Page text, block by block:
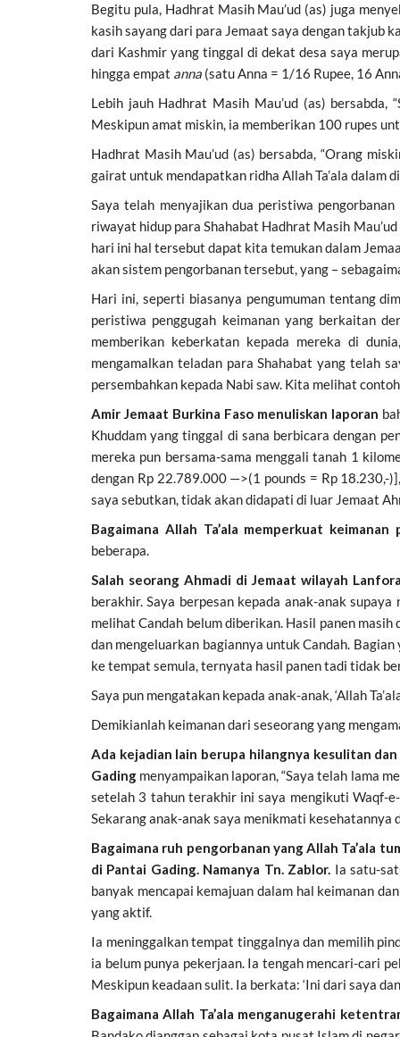
Begitu pula, Hadhrat Masih Mau’ud (as) juga
kasih sayang dari para Jemaat saya dengan takjub
dari Kashmir yang tinggal di dekat desa saya
hingga empat anna (satu Anna = 1/16 Rupee, 16
Lebih jauh Hadhrat Masih Mau’ud (as)
Meskipun amat miskin, ia memberikan 100 rupes
Hadhrat Masih Mau’ud (as) bersabda, “Orang
gairat untuk mendapatkan ridha Allah Ta’ala dalam
Saya telah menyajikan dua peristiwa
riwayat hidup para Shahabat Hadhrat Masih
hari ini hal tersebut dapat kita temukan dalam
akan sistem pengorbanan tersebut, yang –
Hari ini, seperti biasanya pengumuman tentang
peristiwa penggugah keimanan yang berkaitan
memberikan keberkatan kepada mereka di
mengamalkan teladan para Shahabat yang telah
persembahkan kepada Nabi saw. Kita melihat
Amir Jemaat Burkina Faso menuliskan laporan
Khuddam yang tinggal di sana berbicara dengan
mereka pun bersama-sama menggali tanah 1
dengan Rp 22.789.000 —>(1 pounds = Rp 18.230,-
saya sebutkan, tidak akan didapati di luar Jemaat
Bagaimana Allah Ta’ala memperkuat
beberapa.
Salah seorang Ahmadi di Jemaat wilayah
berakhir. Saya berpesan kepada anak-anak
melihat Candah belum diberikan. Hasil panen
dan mengeluarkan bagiannya untuk Candah.
ke tempat semula, ternyata hasil panen tadi tidak
Saya pun mengatakan kepada anak-anak, ‘Allah
Demikianlah keimanan dari seseorang yang
Ada kejadian lain berupa hilangnya kesulitan
Gading menyampaikan laporan, “Saya telah lama
setelah 3 tahun terakhir ini saya mengikuti Waqf-
Sekarang anak-anak saya menikmati kesehatannya
Bagaimana ruh pengorbanan yang Allah Ta’ala
di Pantai Gading. Namanya Tn. Zablor. Ia satu-
banyak mencapai kemajuan dalam hal keimanan
yang aktif.
Ia meninggalkan tempat tinggalnya dan memilih
ia belum punya pekerjaan. Ia tengah mencari-cari
Meskipun keadaan sulit. Ia berkata: ‘Ini dari saya
Bagaimana Allah Ta’ala menganugerahi